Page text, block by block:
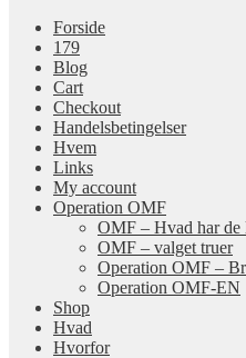
Forside
179
Blog
Cart
Checkout
Handelsbetingelser
Hvem
Links
My account
Operation OMF
OMF – Hvad har
OMF – valget truer
Operation OMF –
Operation OMF-EN
Shop
Hvad
Hvorfor